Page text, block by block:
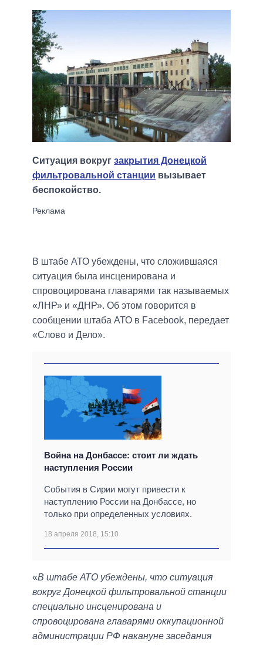
Ситуация вокруг закрытия Донецкой
фильтровальной станции вызывает
беспокойство.
В штабе АТО убеждены, что сложившаяся
ситуация была инсценирована и
спровоцирована главарями так называемых
«ЛНР» и «ДНР». Об этом говорится в
сообщении штаба АТО в Facebook, передает
«Слово и Дело».
Война на Донбассе: стоит ли ждать
наступления России
События в Сирии могут привести к
наступлению России на Донбассе, но
только при определенных условиях.
18 апреля 2018, 15:10
«В штабе АТО убеждены, что ситуация
вокруг Донецкой фильтровальной станции
специально инсценирована и
спровоцирована главарями оккупационной
администрации РФ накануне заседания